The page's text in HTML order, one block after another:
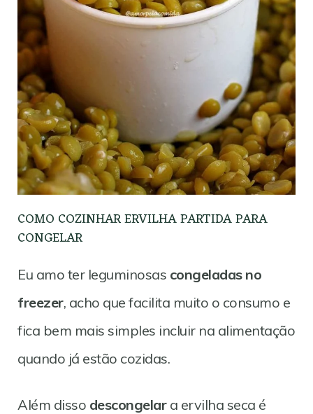
COMO COZINHAR ERVILHA PARTIDA PARA
CONGELAR
Eu amo ter leguminosas congeladas no
freezer, acho que facilita muito o consumo e
fica bem mais simples incluir na alimentação
quando já estão cozidas.
Além disso descongelara ervilha seca é